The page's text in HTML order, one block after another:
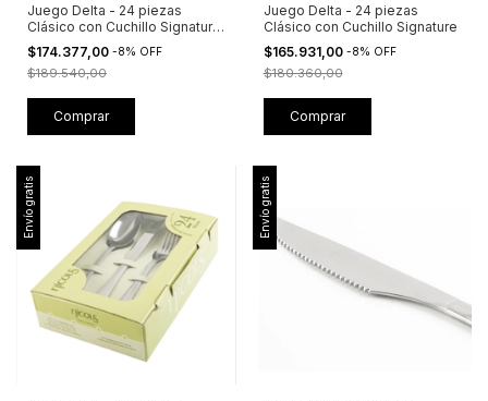
Juego Delta - 24 piezas
Clásico con Cuchillo Signature
+ Caja Visora
$174.377,00 -8% OFF
$189.540,00
Juego Delta - 24 piezas
Clásico con Cuchillo Signature
$165.931,00 -8% OFF
$180.360,00
Envío gratis Envío gratis